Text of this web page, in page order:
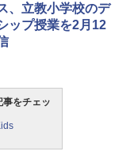
ーム 「サーキット・
プログラミングする
~ 76341 誕生日 クリ
に強くなるカードゲ
、立教小学校のデ
ップ授業を2月12
事をチェッ